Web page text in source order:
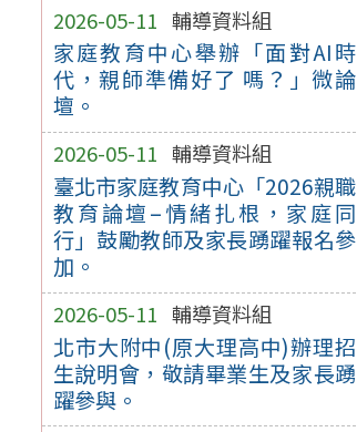
2026-05-11 輔導資料組
家庭教育中心舉辦「面對AI時
代，親師準備好了 嗎？」微論
壇。
2026-05-11 輔導資料組
臺北市家庭教育中心「2026親職
教育論壇–情緒扎根，家庭同
行」鼓勵教師及家長踴躍報名參
加。
2026-05-11 輔導資料組
北市大附中(原大理高中)辦理招
生說明會，敬請畢業生及家長踴
躍參與。